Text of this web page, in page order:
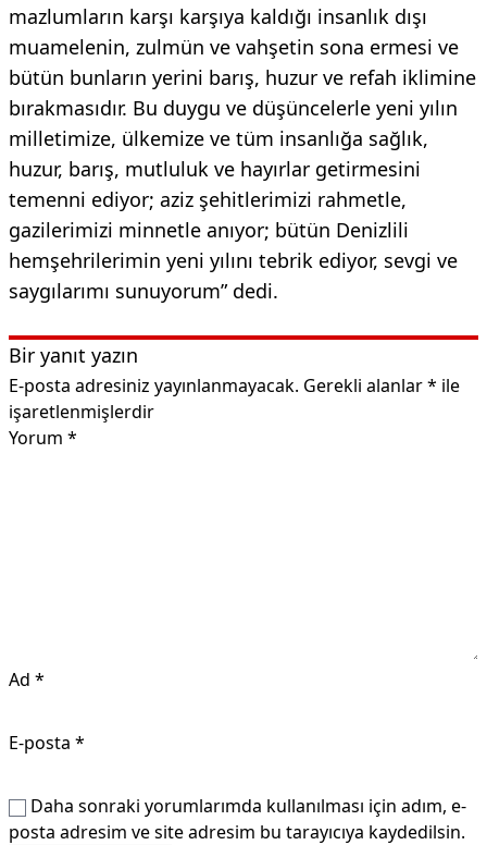
mazlumların karşı karşıya kaldığı insanlık dışı
muamelenin, zulmün ve vahşetin sona ermesi ve
bütün bunların yerini barış, huzur ve refah iklimine
bırakmasıdır. Bu duygu ve düşüncelerle yeni yılın
milletimize, ülkemize ve tüm insanlığa sağlık,
huzur, barış, mutluluk ve hayırlar getirmesini
temenni ediyor; aziz şehitlerimizi rahmetle,
gazilerimizi minnetle anıyor; bütün Denizlili
hemşehrilerimin yeni yılını tebrik ediyor, sevgi ve
saygılarımı sunuyorum” dedi.
Bir yanıt yazın
E-posta adresiniz yayınlanmayacak. Gerekli alanlar* ile
işaretlenmişlerdir
Yorum *
Ad *
E-posta *
Daha sonraki yorumlarımda kullanılması için adım, e-
posta adresim ve site adresim bu tarayıcıya kaydedilsin.